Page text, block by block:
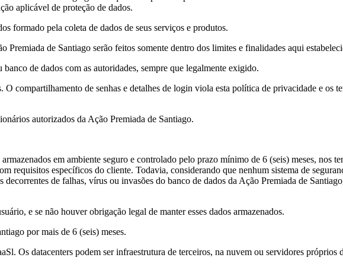
aplicável de proteção de dados.
formado pela coleta de dados de seus serviços e produtos.
Premiada de Santiago serão feitos somente dentro dos limites e finalidades aqui
de dados com as autoridades, sempre que legalmente exigido.
compartilhamento de senhas e detalhes de login viola esta política de privacidade e os
autorizados da Ação Premiada de Santiago.
em ambiente seguro e controlado pelo prazo mínimo de 6 (seis) meses, nos
requisitos específicos do cliente. Todavia, considerando que nenhum sistema de
de falhas, vírus ou invasões do banco de dados da Ação Premiada de
e se não houver obrigação legal de manter esses dados armazenados.
por mais de 6 (seis) meses.
Os datacenters podem ser infraestrutura de terceiros, na nuvem ou servidores